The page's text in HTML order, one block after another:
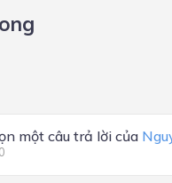
một câu trả lời của